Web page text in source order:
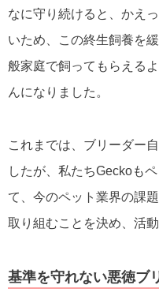
なに守り続けると、かえ
いため、この終生飼養を
般家庭で飼ってもらえる
んになりました。
これまでは、ブリーダー
したが、私たちGeckoも
て、今のペット業界の課
取り組むことを決め、活
基準を守れない悪徳ブ